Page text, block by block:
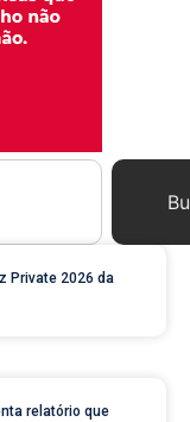
Private 2026 da
relatório que